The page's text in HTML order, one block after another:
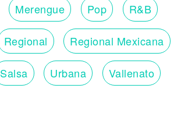
Merengue Pop R&B
Regional Regional Mexicana
Salsa Urbana Vallenato